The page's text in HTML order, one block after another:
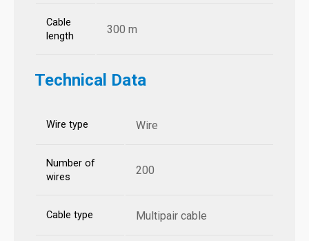
Cable
length
300 m
Technical Data
Wire type Wire
Number of
wires
200
Cable type Multipair cable